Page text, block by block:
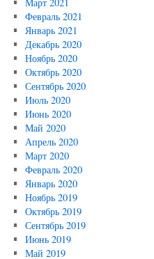
Февраль 2021
Январь 2021
Декабрь 2020
Ноябрь 2020
Октябрь 2020
Сентябрь 2020
Июль 2020
Июнь 2020
Май 2020
Апрель 2020
Март 2020
Февраль 2020
Январь 2020
Ноябрь 2019
Октябрь 2019
Сентябрь 2019
Июнь 2019
Май 2019